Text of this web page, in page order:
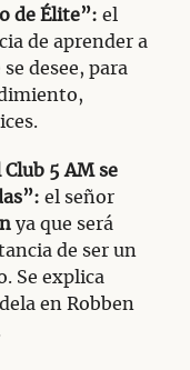
de Élite”: el
de aprender a
desee, para
5 AM se
el señor
ya que será
de ser un
Se explica
en Robben